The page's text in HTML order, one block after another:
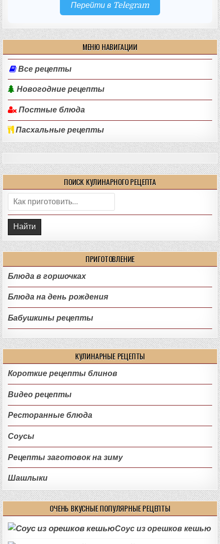
Перейти в Telegram
МЕНЮ НАВИГАЦИИ
Все рецепты
Новогодние рецепты
Постные блюда
Пасхальные рецепты
ПОИСК КУЛИНАРНОГО РЕЦЕПТА
Поиск:
ПРИГОТОВЛЕНИЕ
Блюда в горшочках
Блюда на день рождения
Бабушкины рецепты
КУЛИНАРНЫЕ РЕЦЕПТЫ
Короткие рецепты блинов
Видео рецепты
Ресторанные блюда
Соусы
Рецепты заготовок на зиму
Шашлыки
ОЧЕНЬ ВКУСНЫЕ ПОПУЛЯРНЫЕ РЕЦЕПТЫ
Соус из орешков кешью